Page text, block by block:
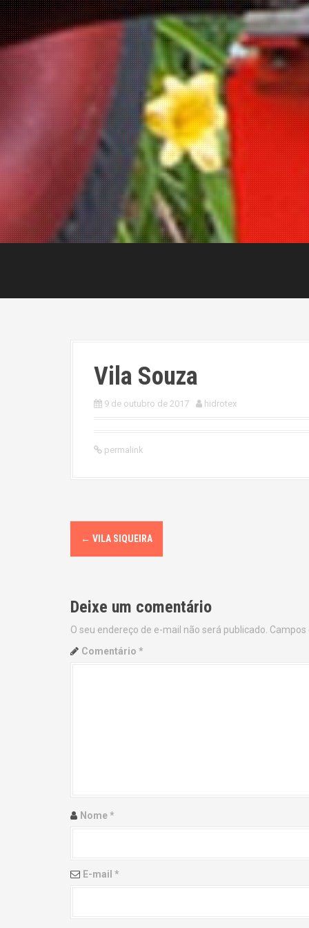
Vila Souza
9 de outubro de 2017 hidrotex
permalink
P
o
t
n
n
← VILA SIQUEIRA
Deixe um comentário
O seu endereço de e-mail não será publicado.
Comentário *
Nome*
E-mail *